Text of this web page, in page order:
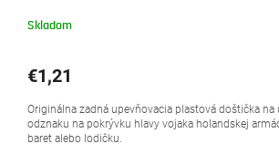
Skladom
€1,21
Originálna zadná upevňovacia plastová doštička
odznaku na pokrývku hlavy vojaka holandskej
baret alebo lodičku.